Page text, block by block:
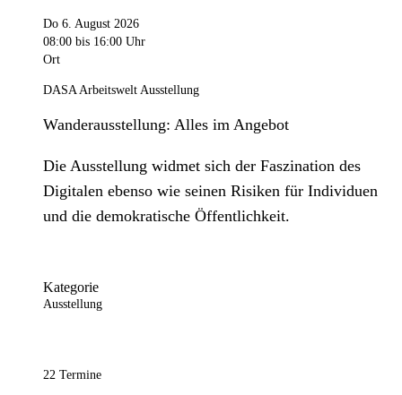
Do 6. August 2026
08:00 bis 16:00 Uhr
Ort
DASA Arbeitswelt Ausstellung
Wanderausstellung: Alles im Angebot
Die Ausstellung widmet sich der Faszination des
Digitalen ebenso wie seinen Risiken für Individuen
und die demokratische Öffentlichkeit.
Kategorie
Ausstellung
22 Termine